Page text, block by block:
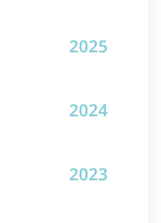
2025
2024
2023